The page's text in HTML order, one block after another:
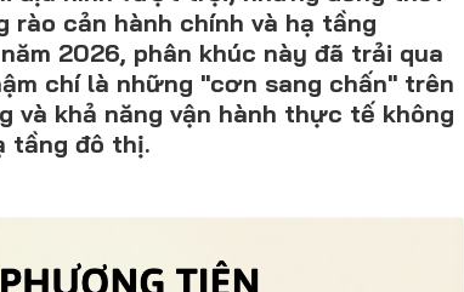
rào cản hành chính và hạ tầng
2026, phân khúc này đã trải qua
chí là những "cơn sang chấn" trên
khả năng vận hành thực tế không
tầng đô thị.